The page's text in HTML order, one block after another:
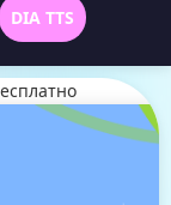
DIA TTS